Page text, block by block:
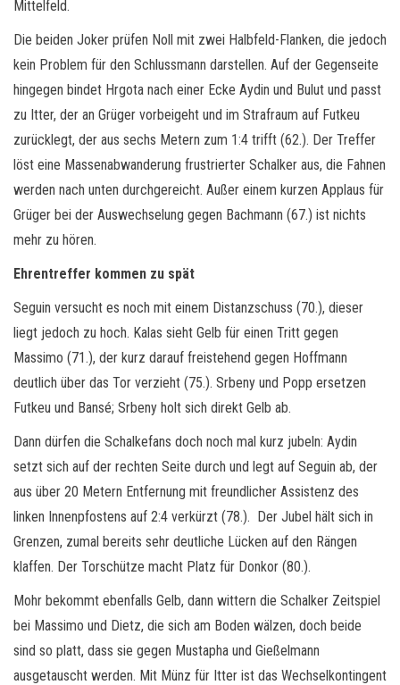
Mittelfeld.
Die beiden Joker prüfen Noll mit zwei Halbfeld-Flanken, die jedoch
kein Problem für den Schlussmann darstellen. Auf der Gegenseite
hingegen bindet Hrgota nach einer Ecke Aydin und Bulut und passt
zu Itter, der an Grüger vorbeigeht und im Strafraum auf Futkeu
zurücklegt, der aus sechs Metern zum 1:4 trifft (62.). Der Treffer
löst eine Massenabwanderung frustrierter Schalker aus, die Fahnen
werden nach unten durchgereicht. Außer einem kurzen Applaus für
Grüger bei der Auswechselung gegen Bachmann (67.) ist nichts
mehr zu hören.
Ehrentreffer kommen zu spät
Seguin versucht es noch mit einem Distanzschuss (70.), dieser
liegt jedoch zu hoch. Kalas sieht Gelb für einen Tritt gegen
Massimo (71.), der kurz darauf freistehend gegen Hoffmann
deutlich über das Tor verzieht (75.). Srbeny und Popp ersetzen
Futkeu und Bansé; Srbeny holt sich direkt Gelb ab.
Dann dürfen die Schalkefans doch noch mal kurz jubeln: Aydin
setzt sich auf der rechten Seite durch und legt auf Seguin ab, der
aus über 20 Metern Entfernung mit freundlicher Assistenz des
linken Innenpfostens auf 2:4 verkürzt (78.). Der Jubel hält sich in
Grenzen, zumal bereits sehr deutliche Lücken auf den Rängen
klaffen. Der Torschütze macht Platz für Donkor (80.).
Mohr bekommt ebenfalls Gelb, dann wittern die Schalker Zeitspiel
bei Massimo und Dietz, die sich am Boden wälzen, doch beide
sind so platt, dass sie gegen Mustapha und Gießelmann
ausgetauscht werden. Mit Münz für Itter ist das Wechselkontingent